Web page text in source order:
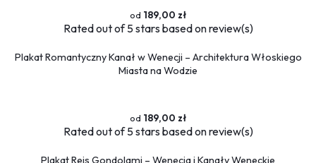
189,00 zł
Ratedout of 5 stars based onreview(s)
Plakat Romantyczny Kanał w Wenecji – Architektura Włoskiego
Miasta na Wodzie
189,00 zł
Ratedout of 5 stars based onreview(s)
Plakat Rejs Gondolami – Wenecja i Kanały Weneckie